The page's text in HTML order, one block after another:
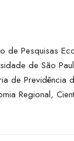
de Pesquisas
de São
de Previdência
Regional,